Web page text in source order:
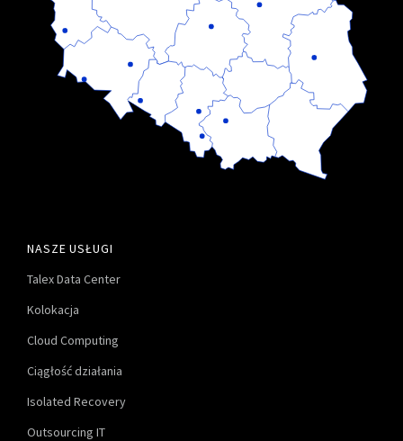
NASZE USŁUGI
Talex Data Center
Kolokacja
Cloud Computing
Ciągłość działania
Isolated Recovery
Outsourcing IT